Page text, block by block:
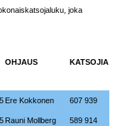
joka
OHJAUS KATSOJIA
Ere Kokkonen 607 939
Rauni Mollberg 589 914